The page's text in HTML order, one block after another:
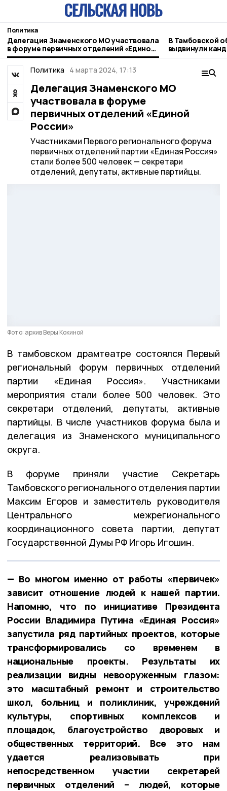
Политика
Делегация Знаменского МО участвовала
в форуме первичных отделений «Единой
России»
В Тамбовской
выдвинули
областную
Политика
4 марта 2024, 17:13
Делегация Знаменского МО
участвовала в форуме
первичных отделений «Единой
России»
Участниками Первого регионального форума
первичных отделений партии «Единая Россия»
стали более 500 человек — секретари
отделений, депутаты, активные партийцы.
Фото: архив Веры Кокиной
В тамбовском драмтеатре состоялся Первый
региональный форум первичных отделений
партии «Единая Россия». Участниками
мероприятия стали более 500 человек. Это
секретари отделений, депутаты, активные
партийцы. В числе участников форума была и
делегация из Знаменского муниципального
округа.
В форуме приняли участие Секретарь
Тамбовского регионального отделения партии
Максим Егоров и заместитель руководителя
Центрального межрегионального
координационного совета партии, депутат
Государственной Думы РФ Игорь Игошин.
— Во многом именно от работы «первичек»
зависит отношение людей к нашей партии.
Напомню, что по инициативе Президента
России Владимира Путина «Единая Россия»
запустила ряд партийных проектов, которые
трансформировались со временем в
национальные проекты. Результаты их
реализации видны невооруженным глазом:
это масштабный ремонт и строительство
школ, больниц и поликлиник, учреждений
культуры, спортивных комплексов и
площадок, благоустройство дворовых и
общественных территорий. Все это нам
удается реализовывать при
непосредственном участии секретарей
первичных отделений – людей, которые